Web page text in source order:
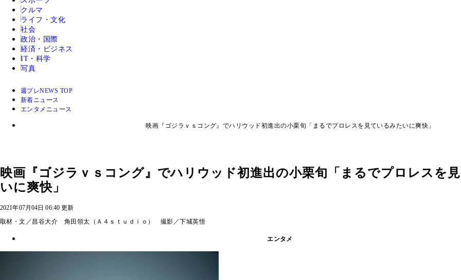
クルマ
ライフ・文化
社会
政治・国際
経済・ビジネス
IT・科学
写真
週プレNEWS TOP
新着ニュース
エンタメニュース
映画『ゴジラｖｓコング』でハリウッド初進出の小栗旬「まるでプロレスを見ているみたいに爽快」
映画『ゴジラｖｓコング』でハリウッド初進出の小栗旬「まるでプロレスを
いに爽快」
2021年07月04日 06:40 更新
取材・文／昌谷大介 角田領太（Ａ４ｓｔｕｄｉｏ） 撮影／下城英悟
エンタメ